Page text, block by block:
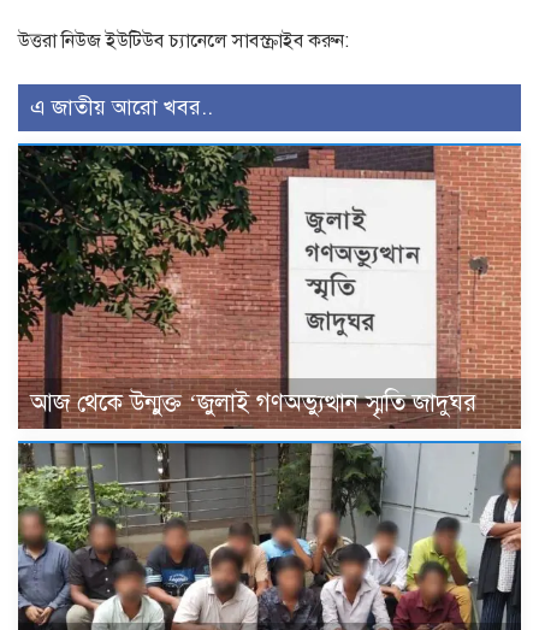
উত্তরা নিউজ ইউটিউব চ্যানেলে সাবস্ক্রাইব করুন:
এ জাতীয় আরো খবর..
আজ থেকে উন্মুক্ত ‘জুলাই গণঅভ্যুত্থান স্মৃতি জাদুঘর